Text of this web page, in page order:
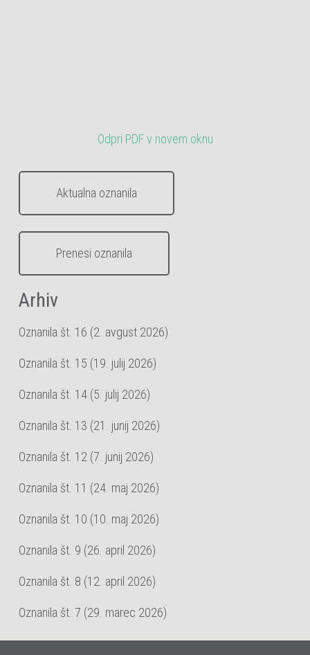
Odpri PDF v novem oknu
Aktualna oznanila
Prenesi oznanila
Arhiv
Oznanila št. 16 (2. avgust 2026)
Oznanila št. 15 (19. julij 2026)
Oznanila št. 14 (5. julij 2026)
Oznanila št. 13 (21. junij 2026)
Oznanila št. 12 (7. junij 2026)
Oznanila št. 11 (24. maj 2026)
Oznanila št. 10 (10. maj 2026)
Oznanila št. 9 (26. april 2026)
Oznanila št. 8 (12. april 2026)
Oznanila št. 7 (29. marec 2026)